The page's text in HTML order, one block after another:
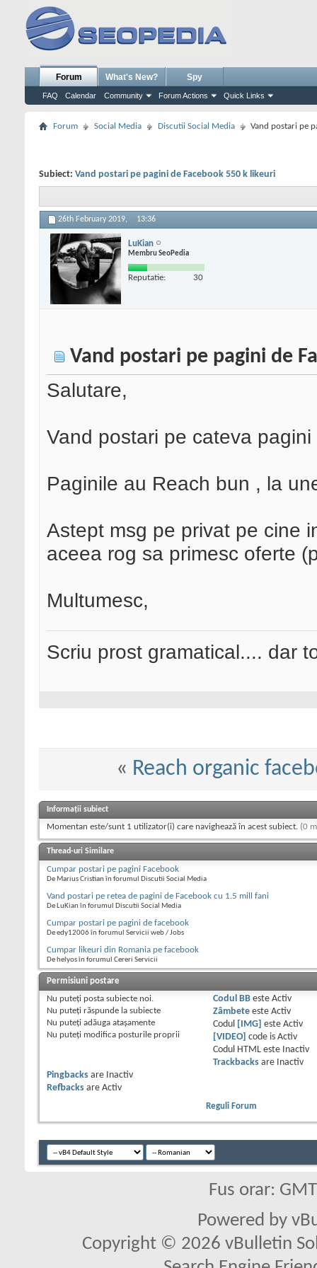
Forum
FAQ Calendar Community Forum Actions Quick Links
What's New? Spy
Forum Social Media Discutii Social Media Vand postari pe
Subiect: Vand postari pe pagini de Facebook 550 k likeuri
26th February 2019, 13:36
LuKian
Membru SeoPedia
Reputatie: 30
Vand postari pe pagini de
Salutare,
Vand postari pe cateva
Paginile au Reach bun , la
Astept msg pe privat pe cine
aceea rog sa primesc oferte
Multumesc,
Scriu prost gramatical.... dar
« Reach organic
Informații subiect
Momentan este/sunt 1 utilizator(i) care navighează în acest subiect. (0
Thread-uri Similare
Cumpar postari pe pagini Facebook
De Marius Cristian în forumul Discutii Social Media
Vand postari pe retea de pagini de Facebook cu 1.5 mill fani
De LuKian în forumul Discutii Social Media
Cumpar postari pe pagini de facebook
De edy12006 în forumul Servicii web / Jobs
Cumpar likeuri din Romania pe facebook
De helyos în forumul Cereri Servicii
Permisiuni postare
Nu puteţi posta subiecte noi.
Nu puteţi răspunde la subiecte
Nu puteţi adăuga ataşamente
Nu puteţi modifica posturile proprii
Codul BBeste Activ
Zâmbeteeste Activ
Codul
[IMG] este Activ
[VIDEO]
code is Activ
Codul HTML este
Inactiv
Trackbacksare
Inactiv
Pingbacks are
Inactiv
Refbacks are Activ
Reguli Forum
Fus orar:
Powered by
Copyright © 2026 vBulletin